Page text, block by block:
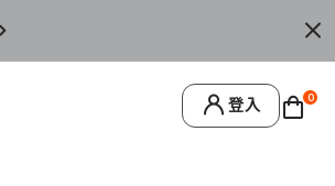
訂單僅限台灣本島地區配送，恕無法寄送離島
登入 0